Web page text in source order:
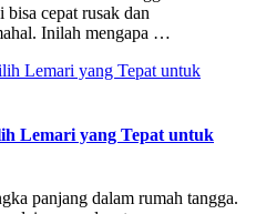
cepat rusak dan
Inilah mengapa …
Lemari yang Tepat untuk
panjang dalam rumah tangga.